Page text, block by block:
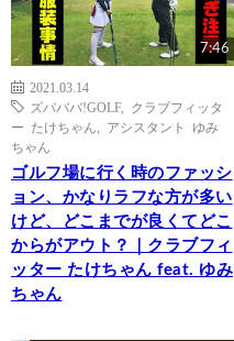
7:46
2021.03.14
ズバババ!GOLF, クラブフィッタ
ー たけちゃん
アシスタント ゆみ
ちゃん
ゴルフ場に行く時のファッシ
ョン、かなりラフな方が多い
けど、どこまでが良くてどこ
からがアウト？｜クラブフィ
ッター たけちゃん feat. ゆみ
ちゃん